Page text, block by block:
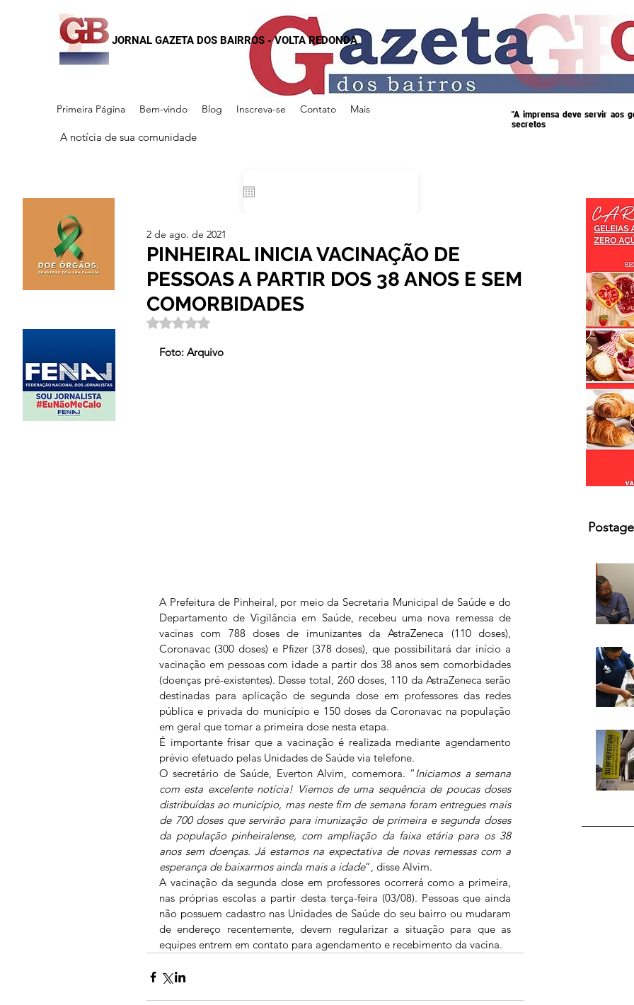
JORNAL GAZETA DOS BAIRROS - VOLTA REDONDA
Primeira Página Bem-vindo Blog Inscreva-se Contato Mais
A notícia de sua comunidade
"A imprensa deve servir aos
secretos
PINHEIRAL INICIA VACINAÇÃO DE
PESSOAS A PARTIR DOS 38 ANOS E SEM
COMORBIDADES
2 de ago. de 2021
Avaliado com NaN de 5 estrelas.
Foto: Arquivo
A Prefeitura de Pinheiral, por meio da Secretaria Municipal de Saúde e do
Departamento de Vigilância em Saúde, recebeu uma nova remessa de
vacinas com 788 doses de imunizantes da AstraZeneca (110 doses),
Coronavac (300 doses) e Pfizer (378 doses), que possibilitará dar início a
vacinação em pessoas com idade a partir dos 38 anos sem comorbidades
(doenças pré-existentes). Desse total, 260 doses, 110 da AstraZeneca serão
destinadas para aplicação de segunda dose em professores das redes
pública e privada do município e 150 doses da Coronavac na população
em geral que tomar a primeira dose nesta etapa.
É importante frisar que a vacinação é realizada mediante agendamento
prévio efetuado pelas Unidades de Saúde via telefone.
O secretário de Saúde, Everton Alvim, comemora. “Iniciamos a semana
com esta excelente notícia! Viemos de uma sequência de poucas doses
distribuídas ao município, mas neste fim de semana foram entregues mais
de 700 doses que servirão para imunização de primeira e segunda doses
da população pinheiralense, com ampliação da faixa etária para os 38
anos sem doenças. Já estamos na expectativa de novas remessas com a
esperança de baixarmos ainda mais a idade”, disse Alvim.
A vacinação da segunda dose em professores ocorrerá como a primeira,
nas próprias escolas a partir desta terça-feira (03/08). Pessoas que ainda
não possuem cadastro nas Unidades de Saúde do seu bairro ou mudaram
de endereço recentemente, devem regularizar a situação para que as
equipes entrem em contato para agendamento e recebimento da vacina.